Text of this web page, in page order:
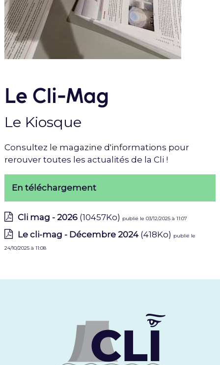
Le Cli-Mag
Le Kiosque
Consultez le magazine d'informations pour
rerouver toutes les actualités de la Cli !
En téléchargement
Cli mag - 2026(10457Ko) publié le 03/12/2025 à 11:07
Le cli-mag - Décembre 2024(418Ko) publié le
24/10/2025 à 11:08